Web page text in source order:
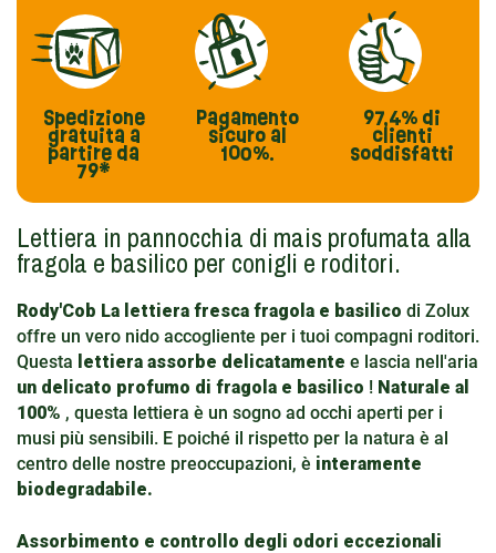
Spedizione
gratuita a
partire da
79*
Pagamento
sicuro al
100%.
97,4% di
clienti
soddisfatti
Lettiera in pannocchia di mais profumata alla
fragola e basilico per conigli e roditori.
Rody'Cob La lettiera fresca fragola e basilico di Zolux
offre un vero nido accogliente per i tuoi compagni roditori.
Questa lettiera assorbe delicatamente e lascia nell'aria
un delicato profumo di fragola e basilico ! Naturale al
100% , questa lettiera è un sogno ad occhi aperti per i
musi più sensibili. E poiché il rispetto per la natura è al
centro delle nostre preoccupazioni, è interamente
biodegradabile.
Assorbimento e controllo degli odori eccezionali